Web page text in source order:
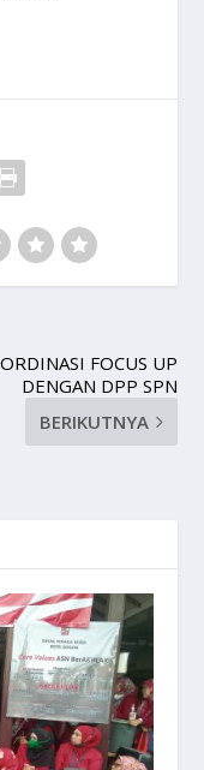
FOCUS UP
DENGAN DPP SPN
BERIKUTNYA